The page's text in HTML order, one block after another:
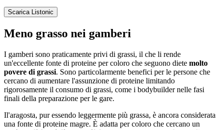
Scarica Listonic
Meno grasso nei gamberi
I gamberi sono praticamente privi di grassi, il che li rende
un'eccellente fonte di proteine per coloro che seguono diete molto
povere di grassi. Sono particolarmente benefici per le persone che
cercano di aumentare l'assunzione di proteine limitando
rigorosamente il consumo di grassi, come i bodybuilder nelle fasi
finali della preparazione per le gare.
Il'aragosta, pur essendo leggermente più grassa, è ancora considerata
una fonte di proteine magre. È adatta per coloro che cercano un